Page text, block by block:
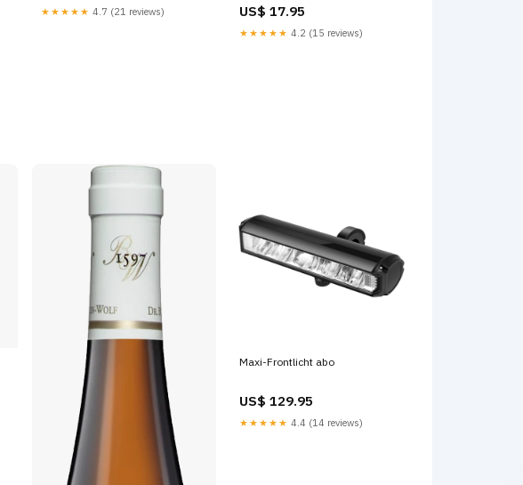
★★★★★ 4.7 (21 reviews) US$ 17.95
★★★★★ 4.2 (15 reviews)
Maxi-Frontlicht abo
US$ 129.95
★★★★★ 4.4 (14 reviews)